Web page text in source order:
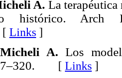
A. La
histórico.
Links ]
A.Los
[ Links ]